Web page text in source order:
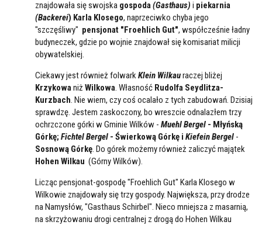
znajdowała się swojska gospoda(Gasthaus) i piekarnia
(Backerei) Karla Klosego, naprzeciwko chyba jego
"szczęśliwy" pensjonat "Froehlich Gut", współcześnie ładny
budyneczek, gdzie po wojnie znajdował się komisariat milicji
obywatelskiej.
Ciekawy jest również folwarkKlein Wilkauraczej bliżej
Krzykowaniż Wilkowa. Własność Rudolfa Seydlitza-
Kurzbach. Nie wiem, czy coś ocalało z tych zabudowań. Dzisiaj
sprawdzę. Jestem zaskoczony, bo wreszcie odnalazłem trzy
ochrzczone górki w Gminie Wilków - Muehl Bergel - Młyńską
Górkę; Fichtel Bergel - Świerkową Górkę i Kiefein Bergel -
Sosnową Górkę. Do górek możemy również zaliczyć majątek
Hohen Wilkau (Górny Wilków).
Licząc pensjonat-gospodę "Froehlich Gut" Karla Klosego w
Wilkowie znajdowały się trzy gospody. Największa, przy drodze
na Namysłów, "Gasthaus Schirbel". Nieco mniejsza z masarnią,
na skrzyżowaniu drogi centralnej z drogą do Hohen Wilkau